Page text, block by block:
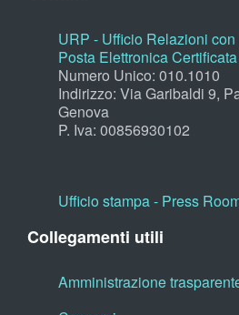
URP - Ufficio Relazioni
Posta Elettronica Certificata
Numero Unico: 010.1010
Indirizzo: Via Garibaldi 9,
Genova
P. Iva: 00856930102
Ufficio stampa - Press
Collegamenti utili
Amministrazione